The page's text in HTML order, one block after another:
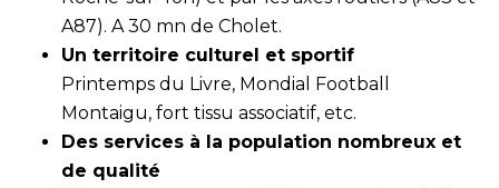
A87). A 30 mn de Cholet.
Un territoire culturel et sportif
Printemps du Livre, Mondial Football
Montaigu, fort tissu associatif, etc.
Des services à la population nombreux et
de qualité